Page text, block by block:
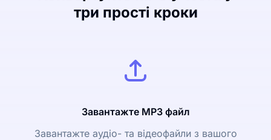
три прості кроки
Завантажте MP3 файл
Завантажте аудіо- та відеофайли з вашого